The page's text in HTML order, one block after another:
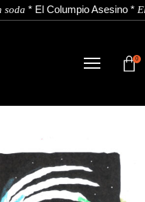
*El Columpio Asesino*
0